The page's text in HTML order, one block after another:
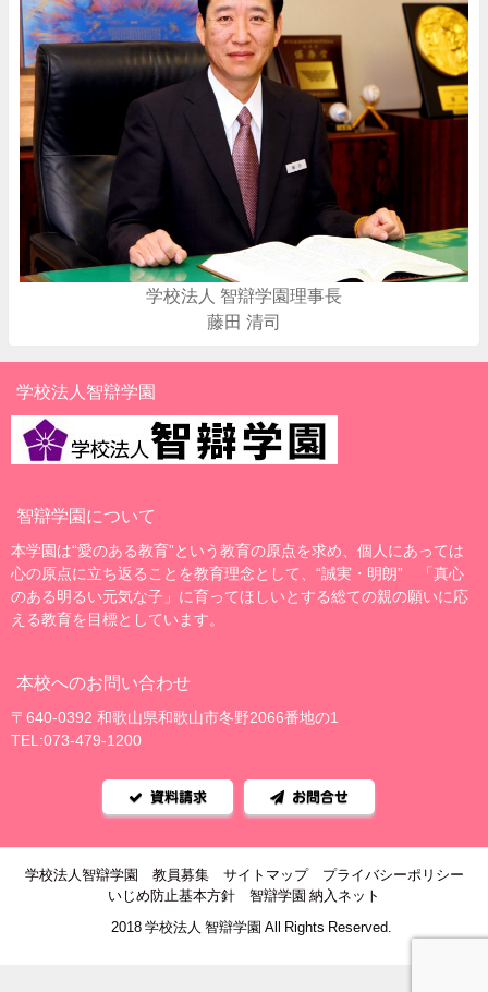
学校法人 智辯学園理事長
藤田 清司
学校法人智辯学園
智辯学園について
本学園は“愛のある教育”という教育の原点を求め、個人にあっては
心の原点に立ち返ることを教育理念として、“誠実・明朗” 「真心
のある明るい元気な子」に育ってほしいとする総ての親の願いに応
える教育を目標としています。
本校へのお問い合わせ
〒640-0392 和歌山県和歌山市冬野2066番地の1
TEL:073-479-1200
資料請求 お問合せ
学校法人智辯学園 教員募集 サイトマップ
プライバシーポリシー
いじめ防止基本方針
智辯学園 納入ネット
©2018 学校法人 智辯学園 All Rights Reserved.